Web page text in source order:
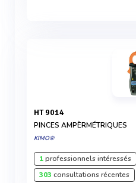
HT 9014
PINCES AMPÈRMÉTRIQUES
KIMO®
1professionnels intéressés
303 consultations récentes